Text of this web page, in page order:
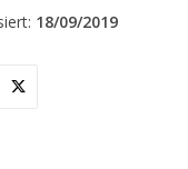
18/09/2019